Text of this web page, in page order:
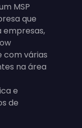
MSP
que
empresas,
com várias
na área
e
de